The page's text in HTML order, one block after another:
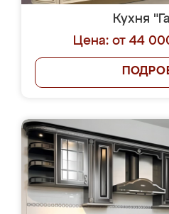
Кухня
Цена: от 44